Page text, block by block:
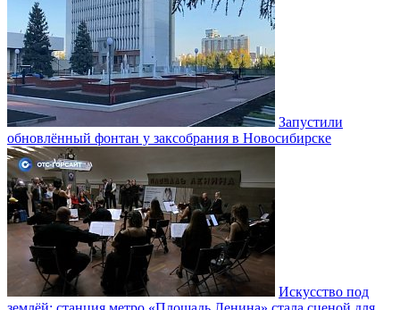
Запустили
обновлённый фонтан у заксобрания в Новосибирске
Искусство под